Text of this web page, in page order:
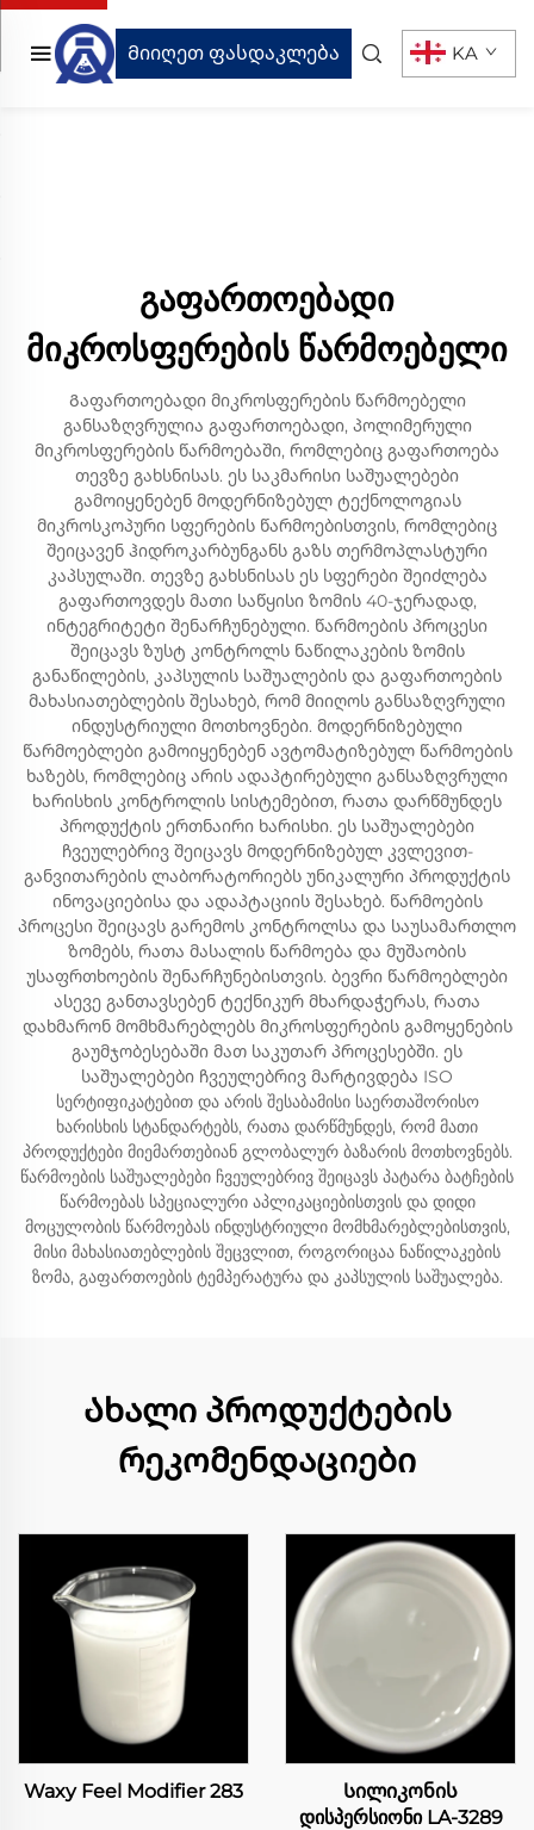
Მიიღეთ ფასდაკლება KA
გაფართოებადი
მიკროსფერების წარმოებელი
Გაფართოებადი მიკროსფერების წარმოებელი
განსაზღვრულია გაფართოებადი, პოლიმერული
მიკროსფერების წარმოებაში, რომლებიც გაფართოება
თევზე გახსნისას. ეს საკმარისი საშუალებები
გამოიყენებენ მოდერნიზებულ ტექნოლოგიას
მიკროსკოპური სფერების წარმოებისთვის, რომლებიც
შეიცავენ ჰიდროკარბუნგანს გაზს თერმოპლასტური
კაპსულაში. თევზე გახსნისას ეს სფერები შეიძლება
გაფართოვდეს მათი საწყისი ზომის 40-ჯერადად,
ინტეგრიტეტი შენარჩუნებული. წარმოების პროცესი
შეიცავს ზუსტ კონტროლს ნაწილაკების ზომის
განაწილების, კაპსულის საშუალების და გაფართოების
მახასიათებლების შესახებ, რომ მიიღოს განსაზღვრული
ინდუსტრიული მოთხოვნები. მოდერნიზებული
წარმოებლები გამოიყენებენ ავტომატიზებულ წარმოების
ხაზებს, რომლებიც არის ადაპტირებული განსაზღვრული
ხარისხის კონტროლის სისტემებით, რათა დარწმუნდეს
პროდუქტის ერთნაირი ხარისხი. ეს საშუალებები
ჩვეულებრივ შეიცავს მოდერნიზებულ კვლევით-
განვითარების ლაბორატორიებს უნიკალური პროდუქტის
ინოვაციებისა და ადაპტაციის შესახებ. წარმოების
პროცესი შეიცავს გარემოს კონტროლსა და საუსამართლო
ზომებს, რათა მასალის წარმოება და მუშაობის
უსაფრთხოების შენარჩუნებისთვის. ბევრი წარმოებლები
ასევე განთავსებენ ტექნიკურ მხარდაჭერას, რათა
დახმარონ მომხმარებლებს მიკროსფერების გამოყენების
გაუმჯობესებაში მათ საკუთარ პროცესებში. ეს
საშუალებები ჩვეულებრივ მარტივდება ISO
სერტიფიკატებით და არის შესაბამისი საერთაშორისო
ხარისხის სტანდარტებს, რათა დარწმუნდეს, რომ მათი
პროდუქტები მიემართებიან გლობალურ ბაზარის მოთხოვნებს.
წარმოების საშუალებები ჩვეულებრივ შეიცავს პატარა ბატჩების
წარმოებას სპეციალური აპლიკაციებისთვის და დიდი
მოცულობის წარმოებას ინდუსტრიული მომხმარებლებისთვის,
მისი მახასიათებლების შეცვლით, როგორიცაა ნაწილაკების
ზომა, გაფართოების ტემპერატურა და კაპსულის საშუალება.
Ახალი პროდუქტების
რეკომენდაციები
Waxy Feel Modifier 283
Სილიკონის
დისპერსიონი LA-3289